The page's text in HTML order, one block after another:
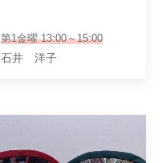
第1金曜 13:00～15:00
石井 洋子